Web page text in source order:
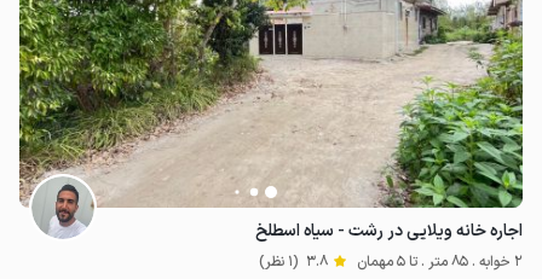
اجاره خانه ویلایی در رشت - سیاه اسطلخ
2 خوابه . 85 متر . تا 5 مهمان 3.8 (1 نظر)